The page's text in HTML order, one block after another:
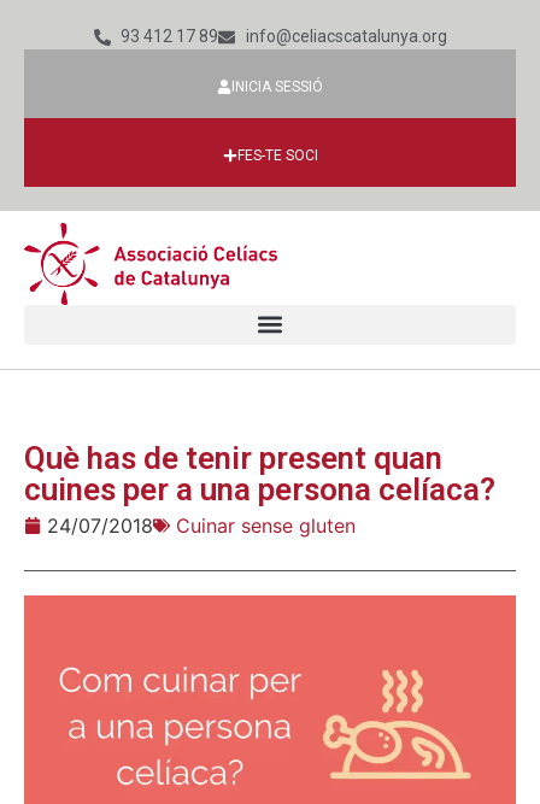
93 412 17 89 info@celiacscatalunya.org
INICIA SESSIÓ
FES-TE SOCI
Què has de tenir present quan
cuines per a una persona celíaca?
24/07/2018 Cuinar sense gluten